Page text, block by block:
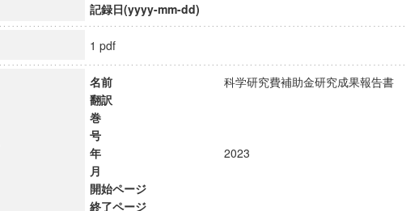
記録日(yyyy-mm-dd)
1 pdf
名前
科学研究費補助金研究成果報告
翻訳
巻
号
年
2023
月
開始ページ
終了ページ